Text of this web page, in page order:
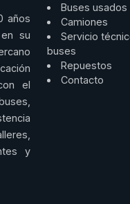
años
su
el
y
Buses usados
Camiones
Servicio
buses
Repuestos
Contacto